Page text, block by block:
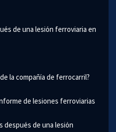
de una lesión ferroviaria en
la compañía de ferrocarril?
de lesiones ferroviarias
después de una lesión